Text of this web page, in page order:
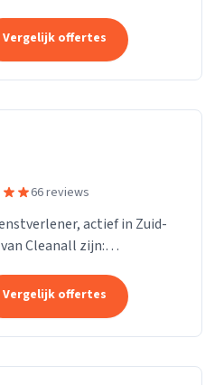
Joomla, zet ik, Ton
Vergelijk offertes
66 reviews
actief in Zuid-
Cleanall zijn:
en zakelijke
Vergelijk offertes